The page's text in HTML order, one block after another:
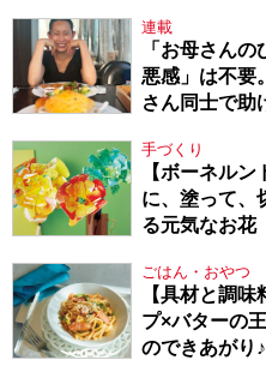
連載
「お母さん
悪感」は不要
さん同士で助
手づくり
【ボーネル
に、塗って、
る元気なお花
ごはん・おやつ
【具材と調
プ×バターの
のできあがり♪